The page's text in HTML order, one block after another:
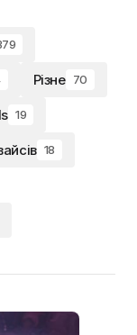
Різне 70
19
18